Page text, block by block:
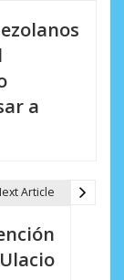
a
Article